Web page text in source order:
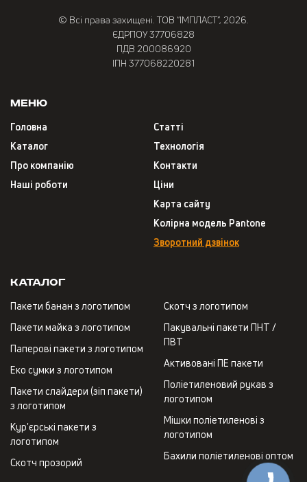
© Всі права захищені. ТОВ “ІМПЛАСТ”, 2026.
ЄДРПОУ 37706828
ПДВ 200086920
ІПН 377068220281
Меню
Головна
Каталог
Про компанію
Наші роботи
Статті
Технологія
Контакти
Ціни
Карта сайту
Колірна модель Pantone
Зворотний дзвінок
Каталог
Пакети банан з логотипом
Пакети майка з логотипом
Паперові пакети з логотипом
Еко сумки з логотипом
Пакети слайдери (зіп пакети)
з логотипом
Кур'єрські пакети з
логотипом
Скотч прозорий
Скотч з логотипом
Пакувальні пакети ПНТ /
ПВТ
Активовані ПЕ пакети
Поліетиленовий рукав з
логотипом
Мішки поліетиленові з
логотипом
Бахили поліетиленові оптом